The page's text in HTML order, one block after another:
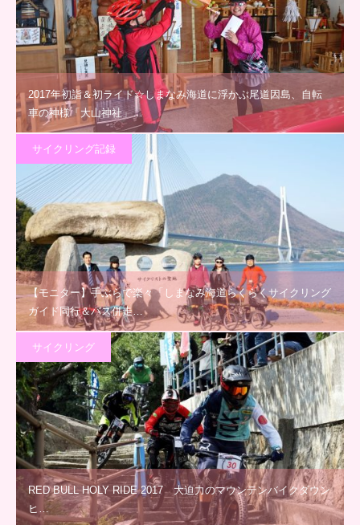
2017年初詣＆初ライド☆しまなみ海道に浮かぶ尾道因島、自転
車の神様「大山神社」…
サイクリング記録
【モニター】手ぶらで楽々「しまなみ海道らくらくサイクリング
ガイド同行＆バス併走…
サイクリング
RED BULL HOLY RIDE 2017 大迫力のマウンテンバイクダウン
ヒ…